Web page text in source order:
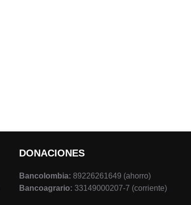
DONACIONES
Bancolombia: 89226261649 (ahorro)
Bancoagrario: 33149000207-7 (corriente)